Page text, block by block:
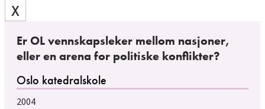
X
Er OL vennskapsleker mellom nasjoner,
eller en arena for politiske konflikter?
Oslo katedralskole
2004